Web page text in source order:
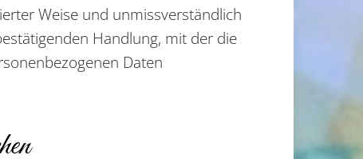
Weise und unmissverständlich
Handlung, mit der die
Daten